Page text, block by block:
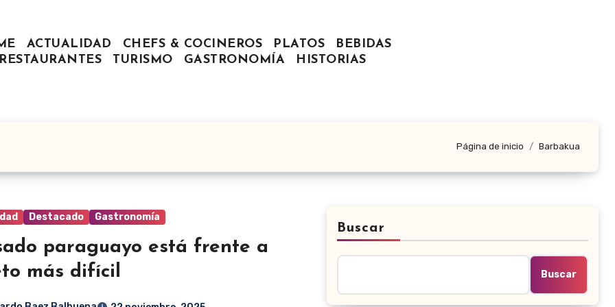
ACTUALIDAD CHEFS & COCINEROS PLATOS
BEBIDAS
RESTAURANTES
TURISMO GASTRONOMÍA HISTORIAS
Página de inicio Barbakua
Destacado Gastronomía
paraguayo está frente a
más difícil
Buscar
Buscar